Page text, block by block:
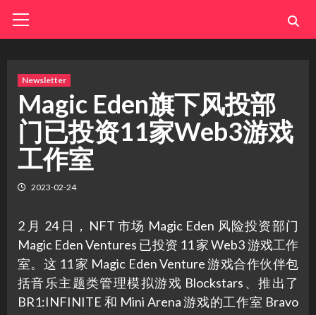
Menu
Newsletter
Magic Eden旗下风投部
门已投资11家Web3游戏
工作室
2023-02-24
2 月 24 日，NFT 市场 Magic Eden 风险投资部门
Magic Eden Ventures 已投资 11 家 Web3 游戏工作
室。这 11 家 Magic Eden Venture 游戏合作伙伴包
括音乐主题类管理模拟游戏 Blockstars、推出了
BR1:INFINITE 和 Mini Arena 游戏的工作室 Bravo